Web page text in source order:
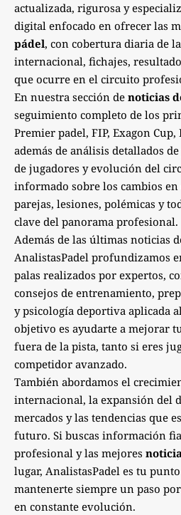
actualizada, rigurosa y
digital enfocado en ofrecer las
pádel, con cobertura diaria de
internacional, fichajes,
que ocurre en el circuito
En nuestra sección de noticias
seguimiento completo de los
Premier padel, FIP, Exagon Cup,
además de análisis detallados
de jugadores y evolución del
informado sobre los cambios
parejas, lesiones, polémicas y
clave del panorama profesional.
Además de las últimas noticias
AnalistasPadel profundizamos
palas realizados por expertos,
consejos de entrenamiento,
y psicología deportiva aplicada
objetivo es ayudarte a mejorar
fuera de la pista, tanto si eres
competidor avanzado.
También abordamos el
internacional, la expansión del
mercados y las tendencias que
futuro. Si buscas información
profesional y las mejores
lugar, AnalistasPadel es tu
mantenerte siempre un paso
en constante evolución.